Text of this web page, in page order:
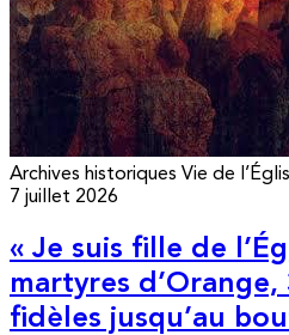
Archives historiques Vie de
7 juillet 2026
« Je suis fille de
martyres
fidèles jusqu’au